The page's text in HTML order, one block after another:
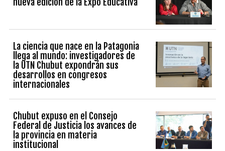
La ciencia que nace en la Patagonia
llega al mundo: investigadores de
la UTN Chubut expondrán sus
desarrollos en congresos
internacionales
Chubut expuso en el Consejo
Federal de Justicia los avances de
la provincia en materia
institucional